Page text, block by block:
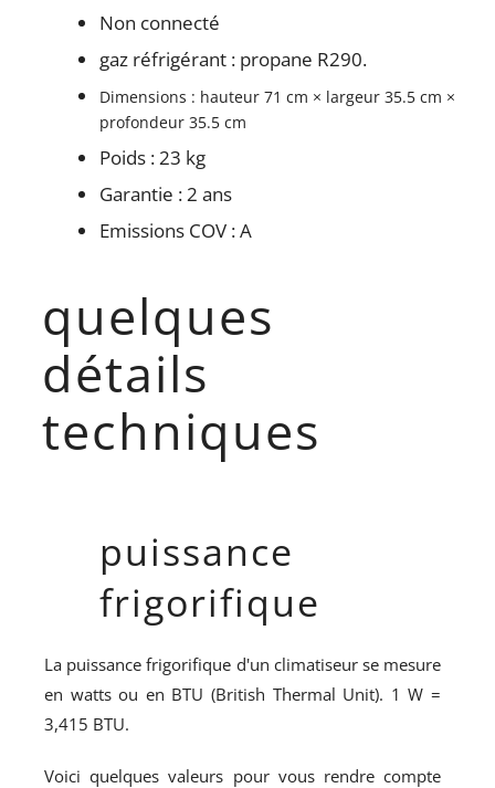
Non connecté
gaz réfrigérant : propane R290.
Dimensions : hauteur 71 cm × largeur 35.5 cm ×
profondeur 35.5 cm
Poids : 23 kg
Garantie : 2 ans
Emissions COV : A
quelques
détails
techniques
puissance
frigorifique
La puissance frigorifique d'un climatiseur se mesure
en watts ou en BTU (British Thermal Unit). 1 W =
3,415 BTU.
Voici quelques valeurs pour vous rendre compte